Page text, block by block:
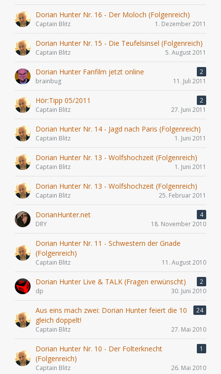
Dorian Hunter Nr. 16 - Der Moloch (Folgenreich)
Captain Blitz 1. Dezember 2011
Dorian Hunter Nr. 15 - Die Teufelsinsel (Folgenreich)
Captain Blitz 5. August 2011
Dorian Hunter Fanfilm jetzt online
2
brainbug
11. Juli 2011
Hör:Tipp 05/2011
2
Captain Blitz
27. Juni 2011
Dorian Hunter Nr. 14 - Jagd nach Paris (Folgenreich)
Captain Blitz 1. Juni 2011
Dorian Hunter Nr. 13 - Wolfshochzeit (Folgenreich)
Captain Blitz 1. Juni 2011
Dorian Hunter Nr. 13 - Wolfshochzeit (Folgenreich)
Captain Blitz 25. Februar 2011
DorianHunter.net
4
DRY
18. November 2010
Dorian Hunter Nr. 11 - Schwestern der Gnade
(Folgenreich)
Captain Blitz 11. August 2010
Dorian Hunter Live & TALK (Fragen erwünscht)
2
dp
30. Juni 2010
Aus eins mach zwei: Dorian Hunter feiert die 10
gleich doppelt!
24
Captain Blitz 27. Mai 2010
Dorian Hunter Nr. 10 - Der Folterknecht
(Folgenreich)
1
Captain Blitz 26. Mai 2010